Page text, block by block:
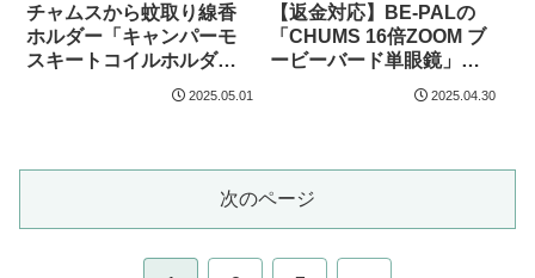
チャムスから蚊取り線香
ホルダー「キャンパーモ
スキートコイルホルダ
2025.05.01
【返金対応】BE-PALの
「CHUMS 16倍ZOOM ブ
ービーバード単眼鏡」は
ズーム機能はなく倍率7.5
2025.04.30
次のページ